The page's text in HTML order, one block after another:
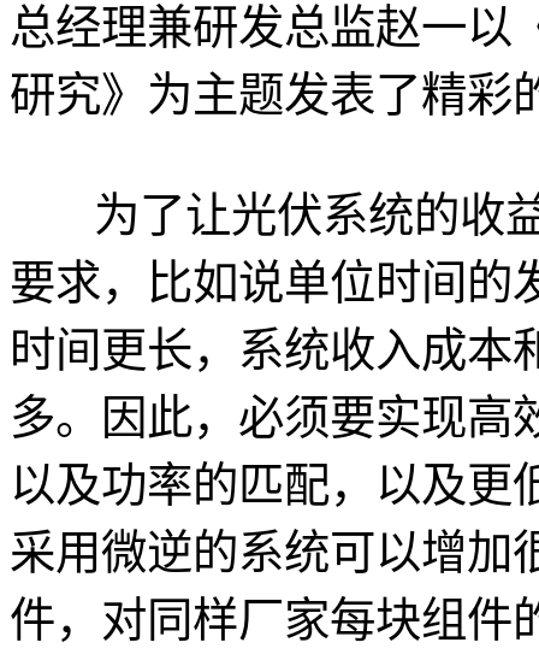
总经理兼研发总监赵一以
研究》为主题发表了精彩
为了让光伏系统的收益
要求，比如说单位时间的
时间更长，系统收入成本
多。因此，必须要实现高
以及功率的匹配，以及更
采用微逆的系统可以增加
件，对同样厂家每块组件